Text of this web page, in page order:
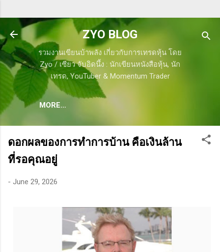
ZYO BLOG
รวมงานเขียนบ้าพลัง เกี่ยวกับการเทรดหุ้น โดย
Zyo / เซียว จับอิดนึ้ง : นักเขียนหนังสือหุ้น, นัก
เทรด, YouTuber & Momentum Trader
MORE…
ดอกผลของการทำการบ้าน คือเงินล้าน
ที่รอคุณอยู่
- June 29, 2026